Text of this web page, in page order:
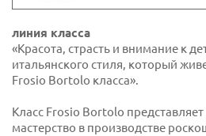
линия класса
«Красота, страсть и внимание к
итальянского стиля, который
Frosio Bortolo класса».
Класс Frosio Bortolo
мастерство в производстве